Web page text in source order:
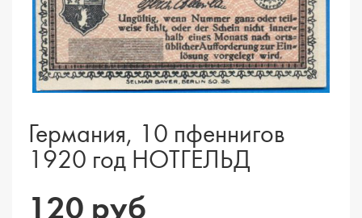
Германия, 10 пфеннигов
1920 год НОТГЕЛЬД
120 руб